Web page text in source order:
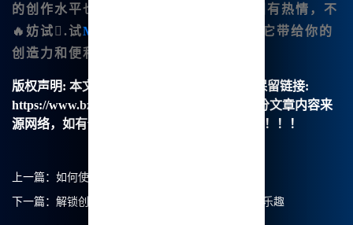
的创作水平也会不断提高。如果你对绘图有热情，不
🔥妨试.试Midjourn😊ey中文版
，体验它带给你的
创造力和便利性！
版权声明: 本文由【B族智能】原创，转载请保留链接:
https://www.bzu.cn/news/show/8966.html，部分文章内容来
源网络，如有侵权请联系我们删除处理。谢谢！！！
上一篇： 如何使用Mj中文绘画，让创作无界限
下一篇： 解锁创意：使用Midjourney中文绘画的无穷乐趣